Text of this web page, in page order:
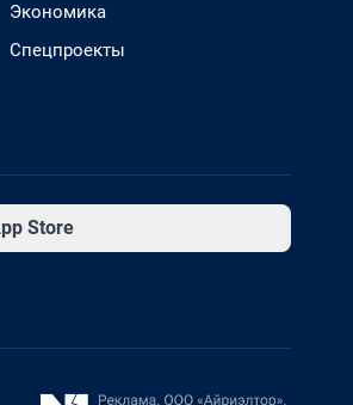
Экономика
Спецпроекты
Store